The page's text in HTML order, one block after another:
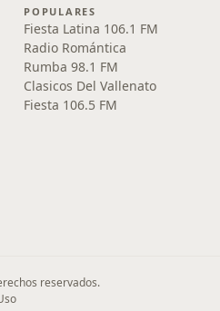
POPULARES
Fiesta Latina 106.1 FM
Radio Romántica
Rumba 98.1 FM
Clasicos Del Vallenato
Fiesta 106.5 FM
reservados.